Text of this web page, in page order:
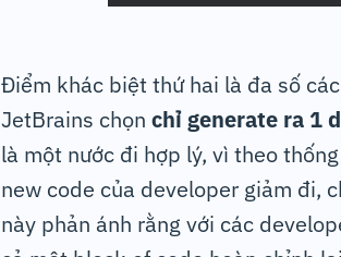
Điểm khác biệt thứ hai là đa số
JetBrains chọn chỉ generate ra 1
là một nước đi hợp lý, vì theo
new code của developer giảm đi,
này phản ánh rằng với các